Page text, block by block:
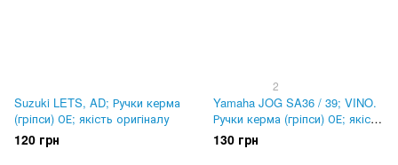
Suzuki LETS, AD; Ручки керма
(гріпси) ОЕ; якість оригіналу
120 грн
2
Yamaha JOG SA36 / 39; VINO.
Ручки керма (гріпси) ОЕ; якість
оригіналу
130 грн